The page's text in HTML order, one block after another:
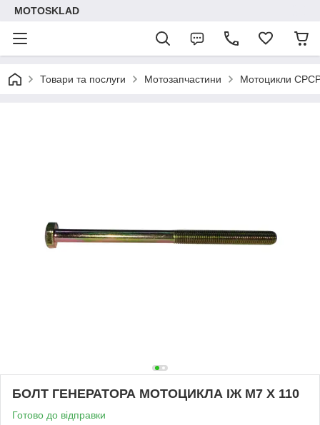
MOTOSKLAD
Товари та послуги Мотозапчастини Мотоцикли
БОЛТ ГЕНЕРАТОРА МОТОЦИКЛА ІЖ М7 Х 110
Готово до відправки